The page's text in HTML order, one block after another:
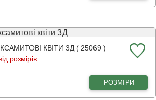
КВІТИ 3Д ( 25069 )
розмірів
РОЗМІРИ